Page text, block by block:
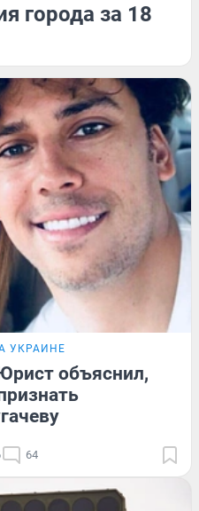
города за 18
УКРАИНЕ
объяснил,
64